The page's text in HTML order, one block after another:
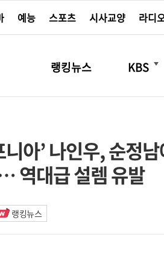
예능 스포츠 시사교양 라디
랭킹뉴스 KBS
더보기
니아’ 나인우, 순정
역대급 설렘 유발
랭킹뉴스